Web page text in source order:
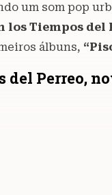
um som pop
los Tiempos del
álbuns,
del Perreo,